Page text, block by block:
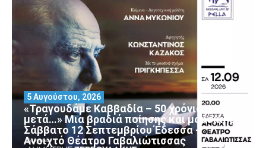
«Τραγουδάμε Καββαδία – 50 χρόνια
μετά…» Μια βραδιά ποίησης και μουσικής
Σάββατο 12 Σεπτεμβρίου Έδεσσα –
Ανοιχτό Θέατρο Γαβαλιώτισσας
5 Αυγούστου, 2026